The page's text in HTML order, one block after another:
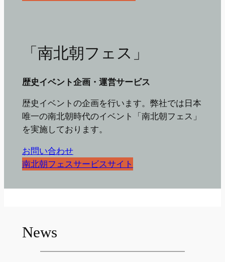
「南北朝フェス」
歴史イベント企画・運営サービス
歴史イベントの企画を行います。弊社では日本
唯一の南北朝時代のイベント「南北朝フェス」
を実施しております。
お問い合わせ
南北朝フェスサービスサイト
News